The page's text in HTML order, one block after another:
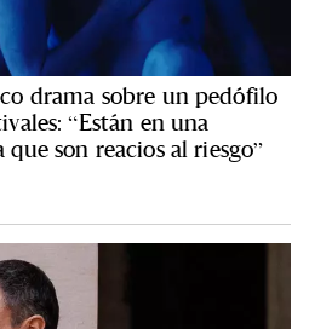
drama sobre un pedófilo
“Están en una
son reacios al riesgo”